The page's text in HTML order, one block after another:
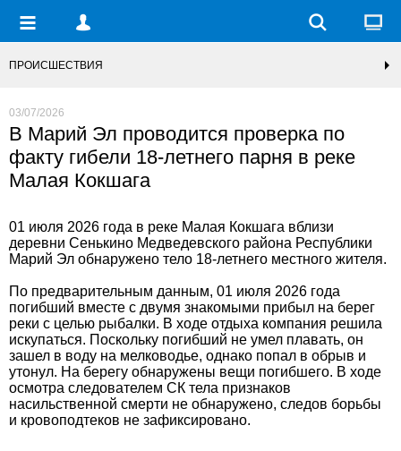
ПРОИСШЕСТВИЯ
03/07/2026
В Марий Эл проводится проверка по
факту гибели 18-летнего парня в реке
Малая Кокшага
01 июля 2026 года в реке Малая Кокшага вблизи
деревни Сенькино Медведевского района Республики
Марий Эл обнаружено тело 18-летнего местного жителя.
По предварительным данным, 01 июля 2026 года
погибший вместе с двумя знакомыми прибыл на берег
реки с целью рыбалки. В ходе отдыха компания решила
искупаться. Поскольку погибший не умел плавать, он
зашел в воду на мелководье, однако попал в обрыв и
утонул. На берегу обнаружены вещи погибшего. В ходе
осмотра следователем СК тела признаков
насильственной смерти не обнаружено, следов борьбы
и кровоподтеков не зафиксировано.